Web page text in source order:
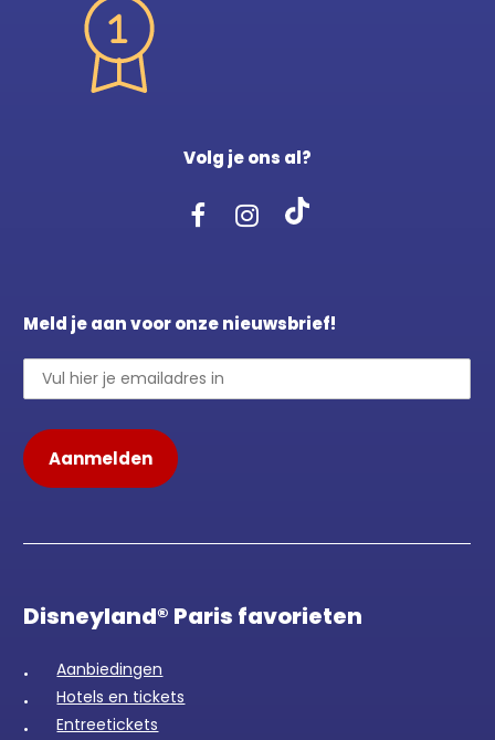
Volg je ons al?
Meld je aan voor onze nieuwsbrief!
Disneyland® Paris favorieten
Aanbiedingen
Hotels en tickets
Entreetickets